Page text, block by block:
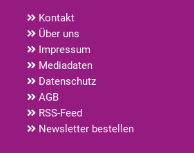
Kontakt
Über uns
Impressum
Mediadaten
Datenschutz
AGB
RSS-Feed
Newsletter bestellen